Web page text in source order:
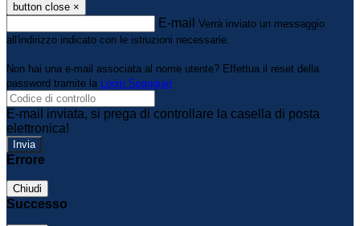
button close ×
E-mail Verrà inviato un messaggio
all'indirizzo indicato con le istruzioni necessarie.
Non hai una e-mail associata al nome utente? Effettua il reset della
password tramite la Login Spaggiari
E-mail inviata, si prega di controllare la casella di posta
elettronica!
Errore
Chiudi
Successo